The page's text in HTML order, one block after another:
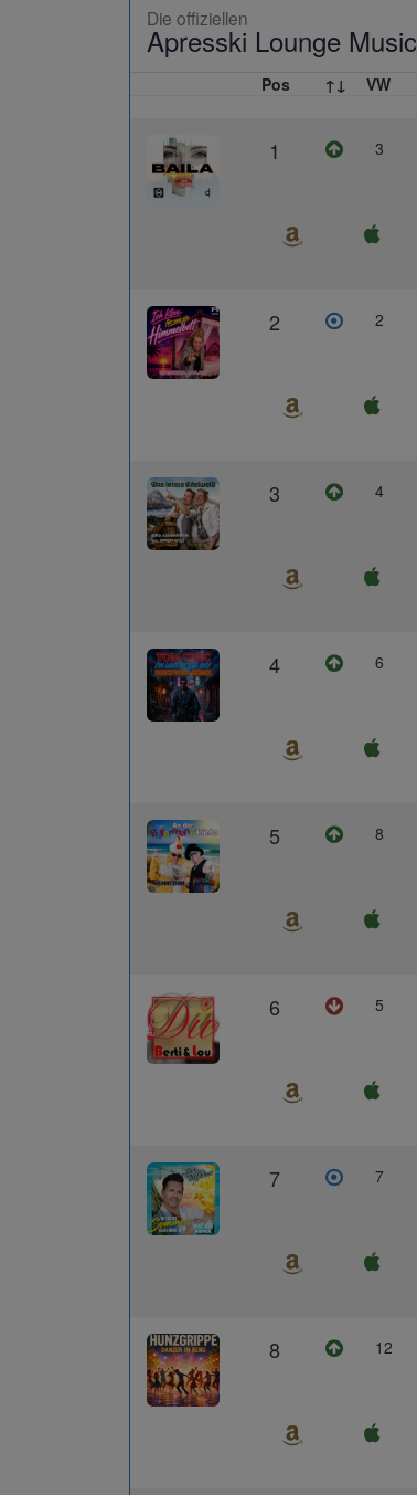
Die offiziellen
Apresski Lounge Music
Pos ↑↓ VW
1 3
2 2
3 4
4 6
5 8
6 5
7 7
8 12